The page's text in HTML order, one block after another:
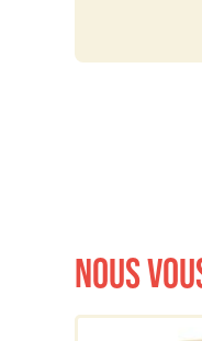
Nous